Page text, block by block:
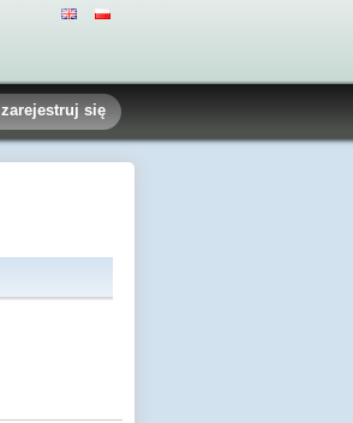
zarejestruj się